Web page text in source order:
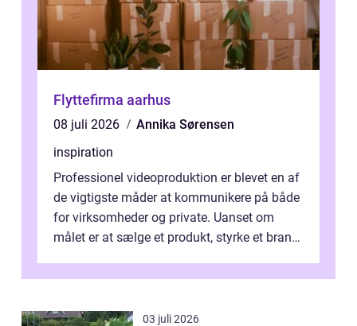
Flyttefirma aarhus
08 juli 2026
Annika Sørensen
inspiration
Professionel videoproduktion er blevet en af
de vigtigste måder at kommunikere på både
for virksomheder og private. Uanset om
målet er at sælge et produkt, styrke et brand,
03 juli 2026